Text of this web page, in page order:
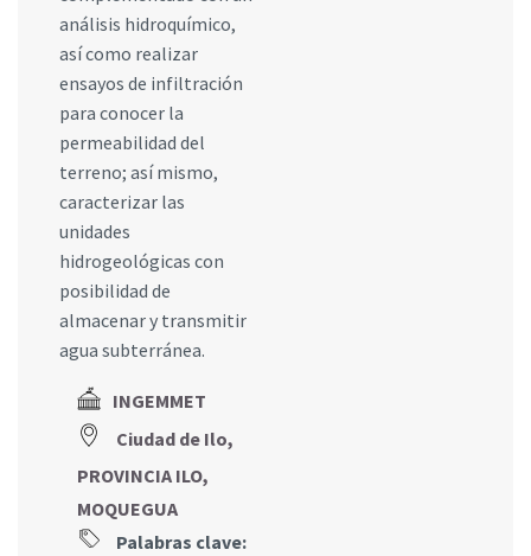
análisis hidroquímico,
así como realizar
ensayos de infiltración
para conocer la
permeabilidad del
terreno; así mismo,
caracterizar las
unidades
hidrogeológicas con
posibilidad de
almacenar y transmitir
agua subterránea.
INGEMMET
Ciudad de Ilo,
PROVINCIA ILO,
MOQUEGUA
Palabras clave: